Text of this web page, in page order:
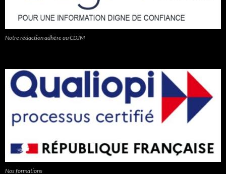
Notre rédaction adhère au CDJM
Nos formations